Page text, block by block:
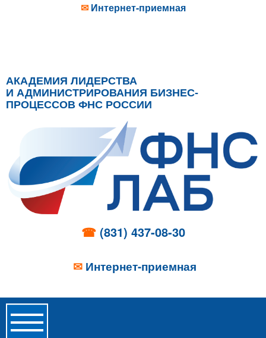
✉ Интернет-приемная
АКАДЕМИЯ ЛИДЕРСТВА
И АДМИНИСТРИРОВАНИЯ БИЗНЕС-
ПРОЦЕССОВ ФНС РОССИИ
☎ (831) 437-08-30
✉ Интернет-приемная
Toggle
Navigation